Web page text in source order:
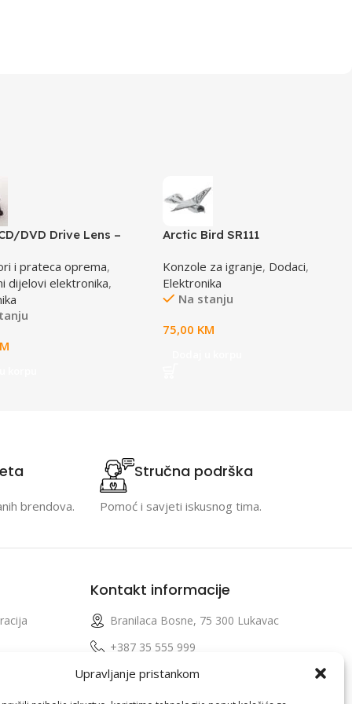
Upravljanje pristankom
DVD Drive Lens –
i prateca oprema,
dijelovi elektronika,
Arctic Bird SR111
Konzole za igranje, Dodaci,
Elektronika
Na stanju
75,00 KM
brendova.
Stručna podrška
Pomoć i savjeti iskusnog tima.
Kontakt informacije
Branilaca Bosne, 75 300 Lukavac
+387 35 555 999
info@pconer.ba
ID: 4210115760008